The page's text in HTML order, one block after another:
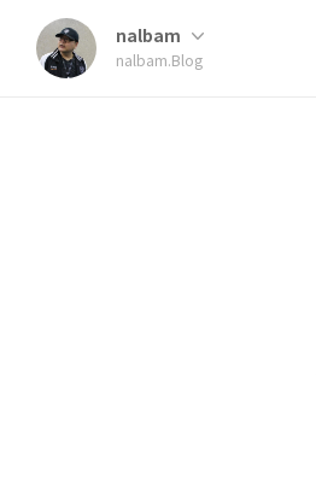
nalbam
nalbam.Blog